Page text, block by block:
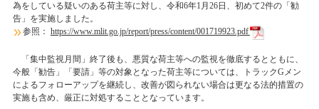
為をしている疑いのある荷主等に対し、令和6年1月26日、初めて2件の「勧
告」を実施しました。
参照： https://www.mlit.go.jp/report/press/content/001719923.pdf
「集中監視月間」終了後も、悪質な荷主等への監視を徹底するとともに、
今般「勧告」「要請」等の対象となった荷主等については、トラックGメン
によるフォローアップを継続し、改善が図られない場合は更なる法的措置の
実施も含め、厳正に対処することとなっています。